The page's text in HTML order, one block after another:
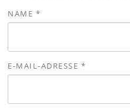
NAME *
E-MAIL-ADRESSE *